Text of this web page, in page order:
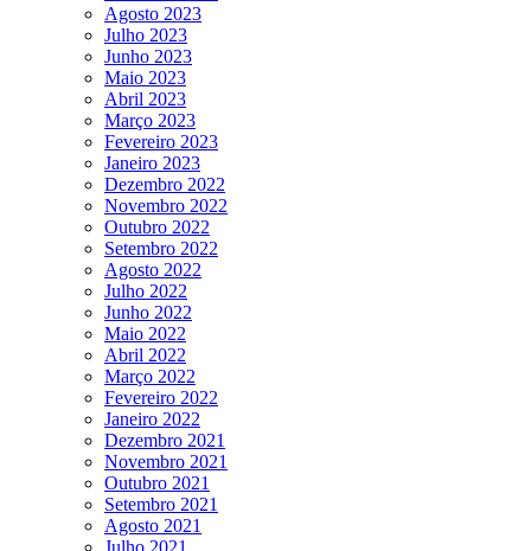
Agosto 2023
Julho 2023
Junho 2023
Maio 2023
Abril 2023
Março 2023
Fevereiro 2023
Janeiro 2023
Dezembro 2022
Novembro 2022
Outubro 2022
Setembro 2022
Agosto 2022
Julho 2022
Junho 2022
Maio 2022
Abril 2022
Março 2022
Fevereiro 2022
Janeiro 2022
Dezembro 2021
Novembro 2021
Outubro 2021
Setembro 2021
Agosto 2021
Julho 2021